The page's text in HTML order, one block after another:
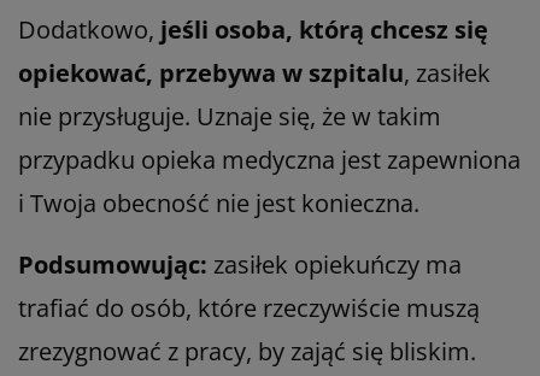
Dodatkowo, jeśli osoba, którą chcesz się
opiekować, przebywa w szpitalu, zasiłek
nie przysługuje. Uznaje się, że w takim
przypadku opieka medyczna jest zapewniona
i Twoja obecność nie jest konieczna.
Podsumowując: zasiłek opiekuńczy ma
trafiać do osób, które rzeczywiście muszą
zrezygnować z pracy, by zająć się bliskim.